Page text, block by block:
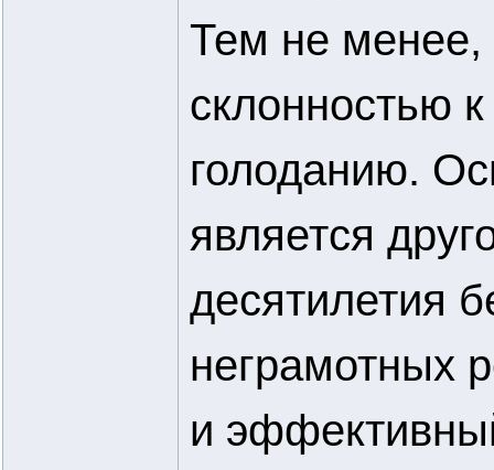
Тем не менее,
склонностью
голоданию.
является
десятилетия
неграмотных
и